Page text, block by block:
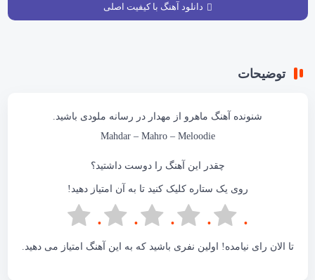
دانلود آهنگ با کیفیت اصلی
توضیحات
شنونده آهنگ ماهرو از مهدار در رسانه ملودی باشید.
Mahdar– Mahro – Meloodie
چقدر این آهنگ را دوست داشتید؟
روی یک ستاره کلیک کنید تا به آن امتیاز دهید!
تا الان رای نیامده! اولین نفری باشید که به این آهنگ امتیاز می دهید.